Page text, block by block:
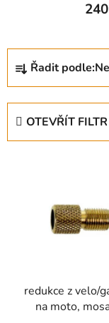
Ř
z
Řadit podle:
OTEVŘÍT FILTR
redukce z velo/
na moto,